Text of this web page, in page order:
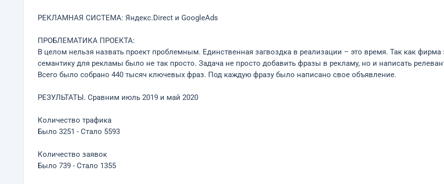
РЕКЛАМНАЯ СИСТЕМА: Яндекс.Direct и GoogleAds
ПРОБЛЕМАТИКА ПРОЕКТА:
В целом нельзя назвать проект проблемным. Единственная загвоздка в реализации – это время. Так как
семантику для рекламы было не так просто. Задача не просто добавить фразы в рекламу, но и написать
Всего было собрано 440 тысяч ключевых фраз. Под каждую фразу было написано свое объявление.
РЕЗУЛЬТАТЫ. Сравним июль 2019 и май 2020
Количество трафика
Было 3251 - Стало 5593
Количество заявок
Было 739 - Стало 1355